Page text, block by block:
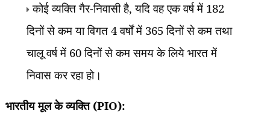
कोई व्यक्ति गैर-निवासी है,यदि वह एक वर्ष में 182
दिनों से कम या विगत 4वर्षों में 365 दिनों से कम तथा
चालू वर्ष में 60दिनों से कम समय के लिये भारत में
निवास कर रहा हो।
भारतीय मूल के व्यक्ति (PIO):